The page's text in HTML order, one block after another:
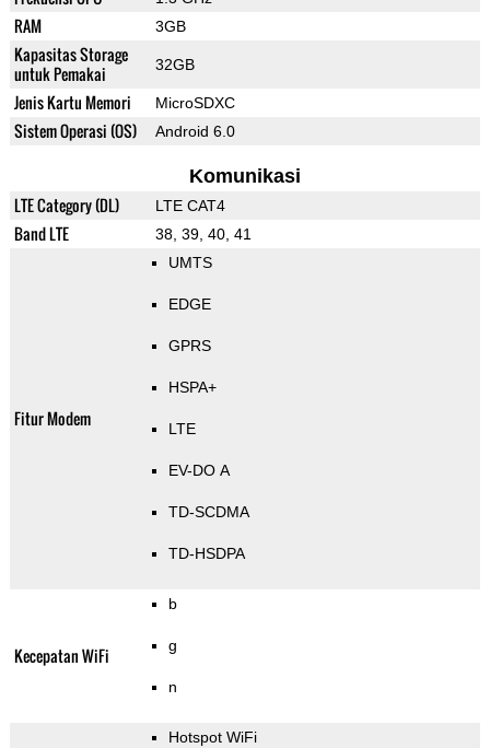
RAM 3GB
Kapasitas Storage
untuk Pemakai
32GB
Jenis Kartu Memori MicroSDXC
Sistem Operasi (OS) Android 6.0
Komunikasi
LTE Category (DL) LTE CAT4
Band LTE 38, 39, 40, 41
Fitur Modem
UMTS
EDGE
GPRS
HSPA+
LTE
EV-DO A
TD-SCDMA
TD-HSDPA
Kecepatan WiFi
b
g
n
Hotspot WiFi